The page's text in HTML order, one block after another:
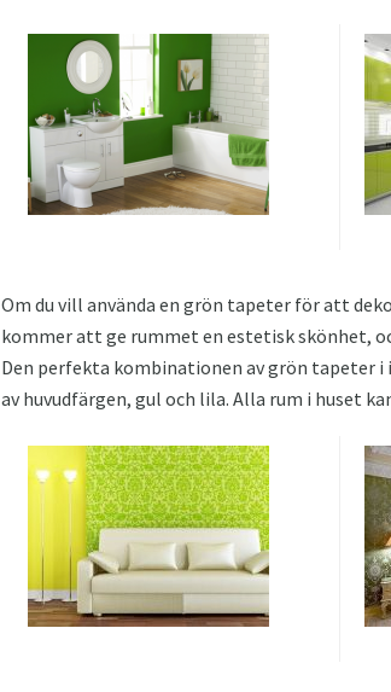
Om du vill använda en grön tapeter för att
kommer att ge rummet en estetisk skönhet,
Den perfekta kombinationen av grön tapeter
av huvudfärgen, gul och lila. Alla rum i huset